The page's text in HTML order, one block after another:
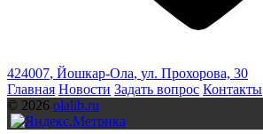
424007, Йошкар-Ола, ул. Прохорова, 30
Главная Новости Задать вопрос Контакты
© 2026 olalib.ru